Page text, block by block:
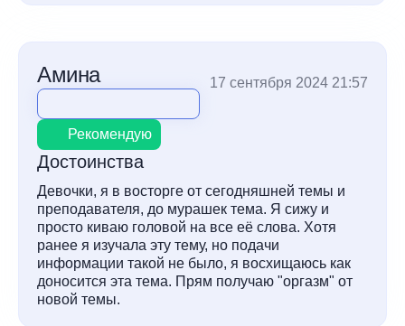
Амина 17 сентября 2024 21:57
Рекомендую
Достоинства
Девочки, я в восторге от сегодняшней темы и
преподавателя, до мурашек тема. Я сижу и
просто киваю головой на все её слова. Хотя
ранее я изучала эту тему, но подачи
информации такой не было, я восхищаюсь как
доносится эта тема. Прям получаю "оргазм" от
новой темы.